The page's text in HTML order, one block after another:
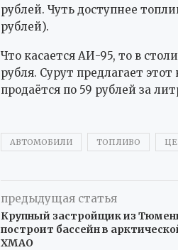
рублей. Чуть доступнее
рублей).
Что касается АИ-95, то в
рубля. Сурут предлагает
продаётся по 59 рублей за
АВТОМОБИЛИ ТОПЛИВО
предыдущая статья
Крупный застройщик из
построит бассейн в
ХМАО